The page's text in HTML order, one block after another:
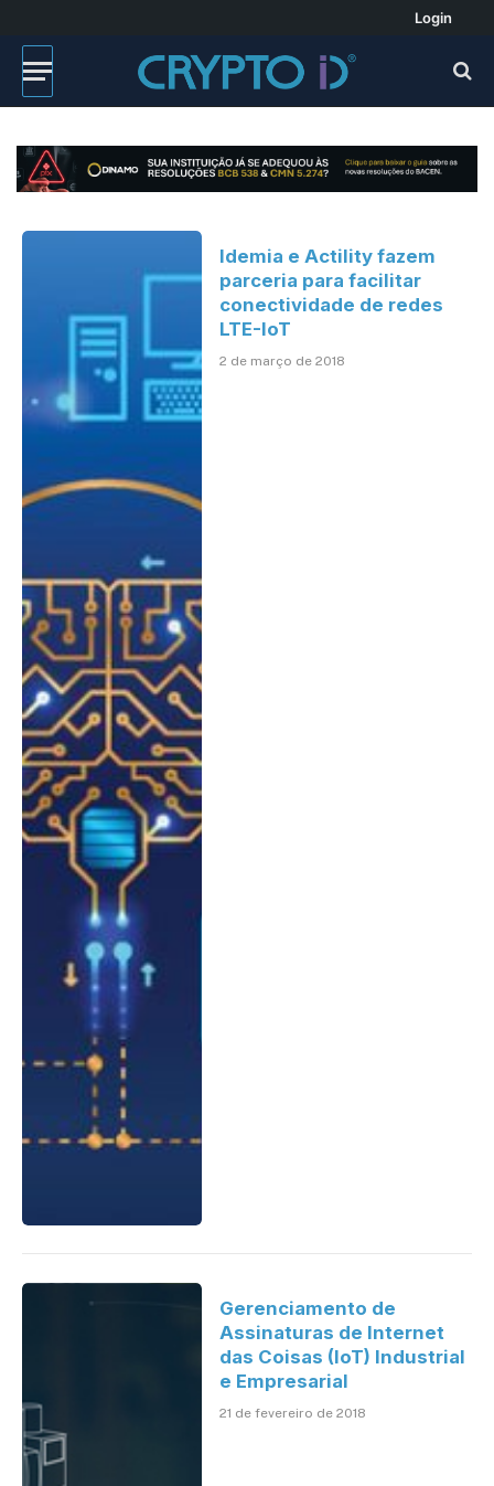
Login
Idemia e Actility fazem
parceria para facilitar
conectividade de redes
LTE-IoT
2 de março de 2018
Gerenciamento de
Assinaturas de Internet
das Coisas (IoT) Industrial
e Empresarial
21 de fevereiro de 2018